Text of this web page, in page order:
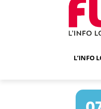
L’INFO